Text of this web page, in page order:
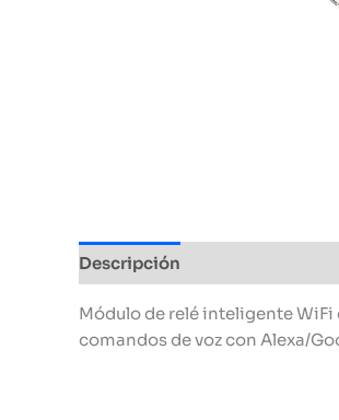
Descripción
Módulo de relé inteligente
comandos de voz con Alexa/